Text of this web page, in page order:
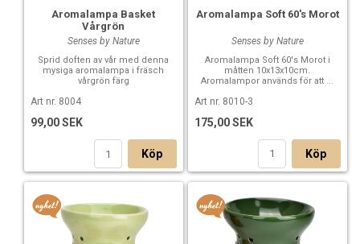
Aromalampa Basket
Vårgrön
Senses by Nature
Sprid doften av vår med denna
mysiga aromalampa i fräsch
vårgrön färg
Art nr. 8004
99,00 SEK
Köp
Aromalampa Soft 60's Morot
Senses by Nature
Aromalampa Soft 60's Morot i
måtten 10x13x10cm.
Aromalampor används för att ...
Art nr. 8010-3
175,00 SEK
Köp